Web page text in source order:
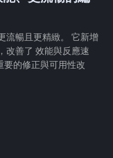
流暢且更精緻。 它新增
改善了 效能與反應速
要的修正與可用性改